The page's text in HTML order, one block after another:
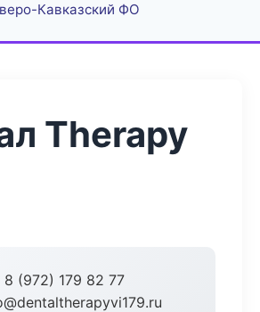
Кавказский ФО
Therapy
8 (972) 179 82 77